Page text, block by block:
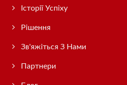
Історії Успіху
Рішення
Зв'яжіться З Нами
Партнери